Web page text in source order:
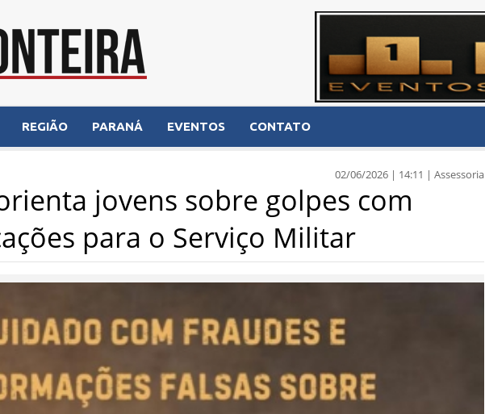
REGIÃO PARANÁ EVENTOS CONTATO
02/06/2026 | 14:11 | Assessoria
jovens sobre golpes com
para o Serviço Militar